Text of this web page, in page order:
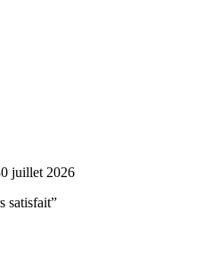
juillet 2026
satisfait”